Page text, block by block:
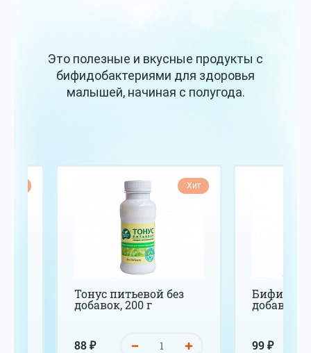
Это полезные и вкусные продукты с
бифидобактериями для здоровья
малышей, начиная с полугода.
Хит
Тонус питьевой без
добавок, 200 г
88 ₽
Бифилин-
добавок,
99 ₽